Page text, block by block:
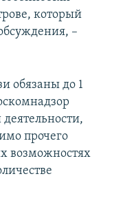
который
–
обязаны до 1
прочего
возможностях